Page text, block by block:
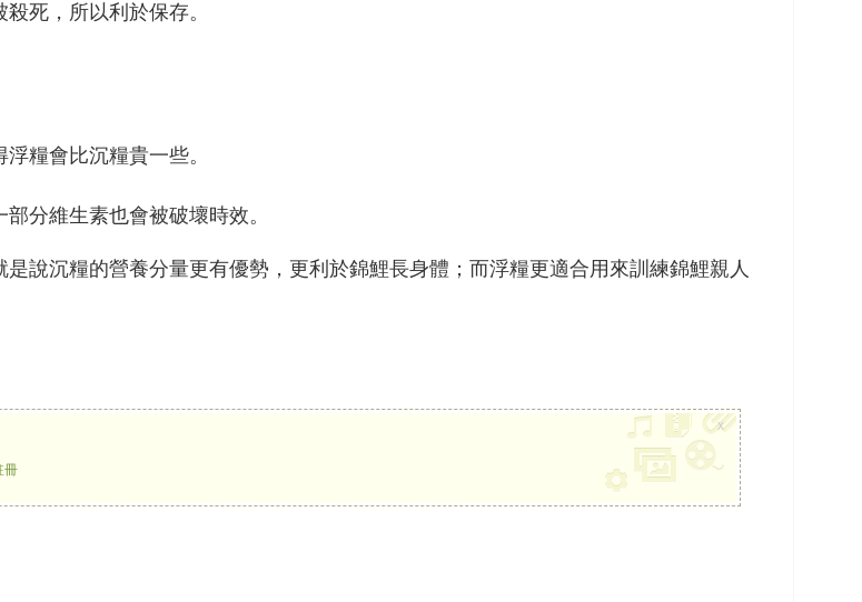
死，所以利於保存。
糧會比沉糧貴一些。
分維生素也會被破壞時效。
說沉糧的營養分量更有優勢，更利於錦鯉長身體；而浮糧更適合用來訓練錦鯉親人
冊
x